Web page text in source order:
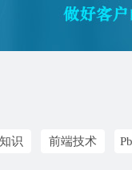
识 前端技术